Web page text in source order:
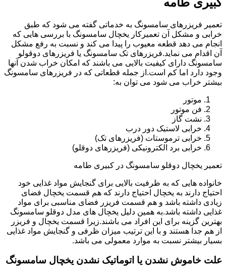
تعمیر فریزرهای سامسونگ به خدماتی گفته می شود که طبق
خرابی و مشکل آن تعمیرکار یخچال سامسونگ با بررسی هایی که
انجام می دهد قطعه معیوب را پیدا می کند و نسبت به رفع مشکل
آن اقدام می نماید.فریزرهای تک سامسونگ یا فریزرهای دوقولو
سامسونگ دارای کیفیت بالایی می باشند که امکان خراب شدن آنها
وجود دارد اما کم است.از جمله قطعاتی که در فریزرهای سامسونگ
بیشتر خراب می شود می توان به:
موتور
فن موتور
نشت گاز
خرابی لاستیک دور درب
خرابی ترموستات (فریزرهای تک)
خرابی برد الکترونیکی (فریزرهای دوقلو)
تعمیر یخچال دوقلو سامسونگ در کبیری طامه
خانواده هایی که به ظرفیت بالایی برای گنجایش مواد غذایی خود
احتیاج دارند به یخچال احتیاج دارند که هم قسمت یخچال فضای
زیادی داشته باشد و هم قسمت فریزر فضای مناسبی برای مواد
غذایی داشته باشد.به همین دلیل یخچال های مدل دوقلو سامسونگ
بهترین گزینه برای این افراد می باشند.زیرا قسمت یخچال و فریزر
از هم جدا هستند و با این ترتیب میزان ظرفی و گنجایش مواد غذایی
بسیار بیشتر نسبت به موارد معمولی می باشد.
علت خاموش نشدن یا اتوماتیک نشدن یخچال سامسونگ